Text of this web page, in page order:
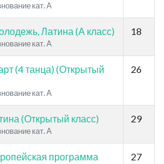
кат. A
Латина (А класс)
кат. A
18
(4 танца) (Открытый
кат. A
26
(Открытый класс)
кат. A
29
программа
27